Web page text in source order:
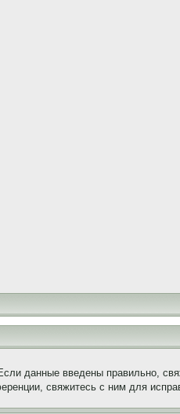
данные введены правильно,
свяжитесь с ним для